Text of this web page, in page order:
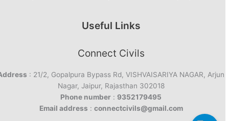
Useful Links
Connect Civils
: 21/2, Gopalpura Bypass Rd, VISHVAISARIYA NAGAR, Arjun
Nagar, Jaipur, Rajasthan 302018
Phone number : 9352179495
Email address : connectcivils@gmail.com